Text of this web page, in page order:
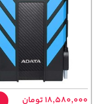
18,580,000 تومان